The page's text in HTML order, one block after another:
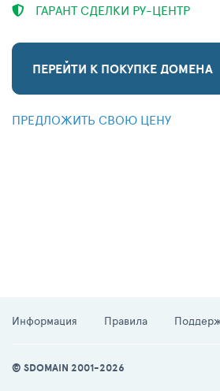
ГАРАНТ СДЕЛКИ РУ-ЦЕНТР
ПЕРЕЙТИ К ПОКУПКЕ ДОМЕНА
ПРЕДЛОЖИТЬ СВОЮ ЦЕНУ
Информация Правила
© SDOMAIN 2001-2026